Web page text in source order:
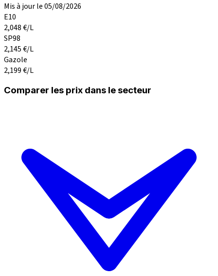
Mis à jour le 05/08/2026
E10
2,048€/L
SP98
2,145€/L
Gazole
2,199€/L
Comparer les prix dans le secteur